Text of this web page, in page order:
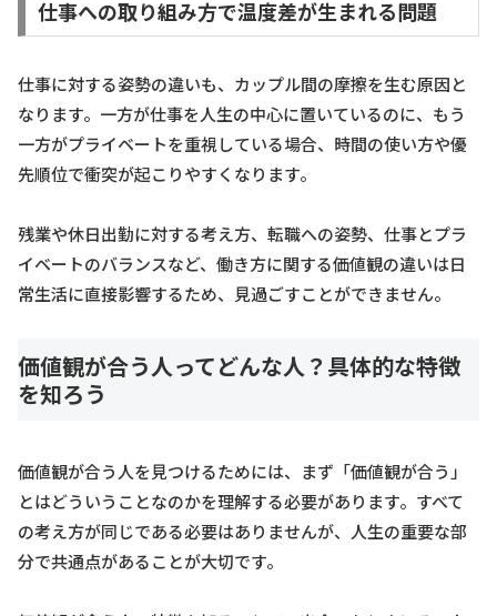
仕事への取り組み方で温度差が生まれる問題
仕事に対する姿勢の違いも、カップル間の摩擦を生む原因と
なります。一方が仕事を人生の中心に置いているのに、もう
一方がプライベートを重視している場合、時間の使い方や優
先順位で衝突が起こりやすくなります。
残業や休日出勤に対する考え方、転職への姿勢、仕事とプラ
イベートのバランスなど、働き方に関する価値観の違いは日
常生活に直接影響するため、見過ごすことができません。
価値観が合う人ってどんな人？具体的な特徴
を知ろう
価値観が合う人を見つけるためには、まず「価値観が合う」
とはどういうことなのかを理解する必要があります。すべて
の考え方が同じである必要はありませんが、人生の重要な部
分で共通点があることが大切です。